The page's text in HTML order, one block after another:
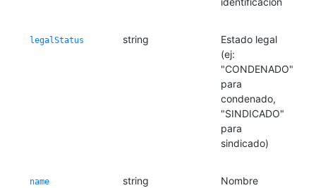
legalStatus string
Estado legal
(ej:
"CONDENADO"
para
condenado,
"SINDICADO"
para
sindicado)
name string
Nombre